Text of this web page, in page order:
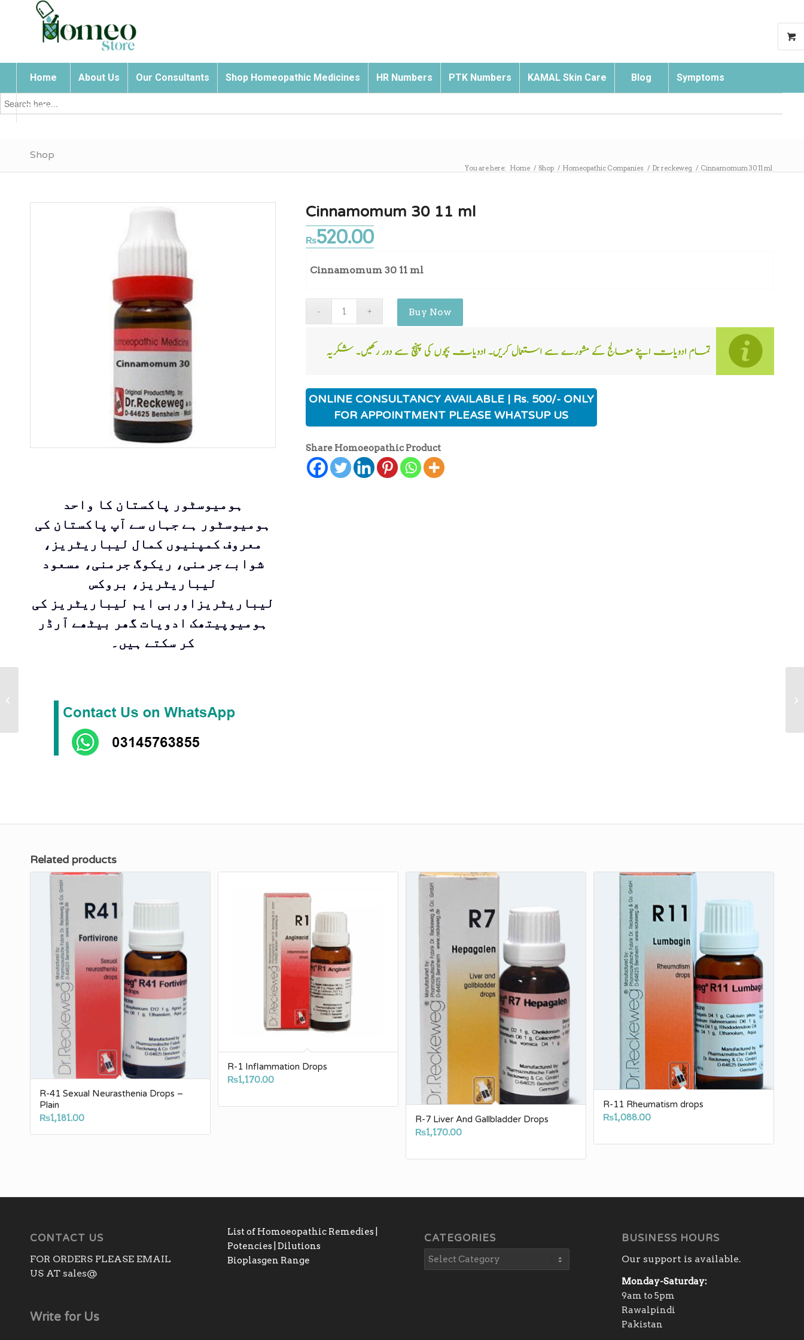
Home About Us Our Consultants Shop Homeopathic Medicines HR Numbers PTK Numbers KAMAL Skin Care Blog Symptoms
Contact Us
Search
for:
Shop
You are here: Home / Shop / Homeopathic Companies / Dr reckeweg / Cinnamomum 30 11 ml
ہومیوسٹور پاکستان کا واحد
ہومیوسٹور ہے جہاں سے آپ پاکستان کی
معروف کمپنیوں کمال لیباریٹریز،
شوابے جرمنی، ریکوگ جرمنی، مسعود
لیباریٹریز، بروکس
لیباریٹریزاوربی ایم لیباریٹریز کی
ہومیوپیتھک ادویات گھر بیٹھے آرڈر
کر سکتے ہیں۔
Cinnamomum 30 11 ml
₨520.00
Cinnamomum 30 11 ml
Buy Now
ONLINE CONSULTANCY AVAILABLE | Rs. 500/- ONLY
FOR APPOINTMENT PLEASE WHATSUP US
Share Homoeopathic Product
Related products
R-41 Sexual Neurasthenia Drops –
Plain
₨1,181.00
R-1 Inflammation Drops
₨1,170.00
R-7 Liver And Gallbladder Drops
₨1,170.00
R-11 Rheumatism drops
₨1,088.00
CONTACT US
FOR ORDERS PLEASE EMAIL
US AT sales@
Write for Us
List of Homoeopathic Remedies |
Potencies | Dilutions
Bioplasgen Range
CATEGORIES BUSINESS HOURS
Our support is available.
Monday-Saturday:
9am to 5pm
Rawalpindi
Pakistan
Cinnabaris 30 11 ml